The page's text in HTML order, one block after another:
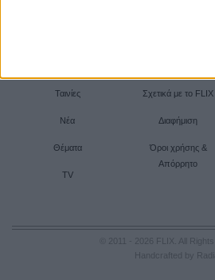
Ταινίες
Νέα
Θέματα
TV
Σχετικά με το FLIX
Διαφήμιση
Όροι χρήσης &
Απόρρητο
© 2011 - 2026 FLIX. All
Handcrafted by